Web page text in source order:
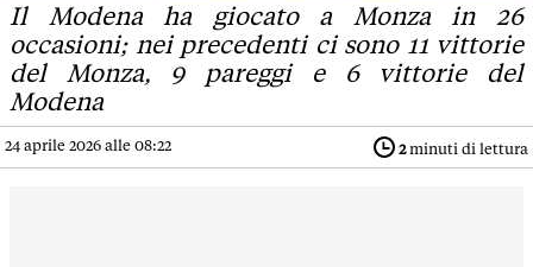
Il Modena ha giocato a Monza in 26
occasioni; nei precedenti ci sono 11 vittorie
del Monza, 9 pareggi e 6 vittorie del
Modena
24 aprile 2026 alle 08:22 2minuti di lettura